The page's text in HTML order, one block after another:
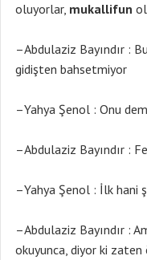
oluyorlar, mukallifun
–Abdulaziz Bayındır :
gidişten bahsetmiyor
–Yahya Şenol : Onu
–Abdulaziz Bayındır :
–Yahya Şenol : İlk hani
–Abdulaziz Bayındır :
okuyunca, diyor ki zaten